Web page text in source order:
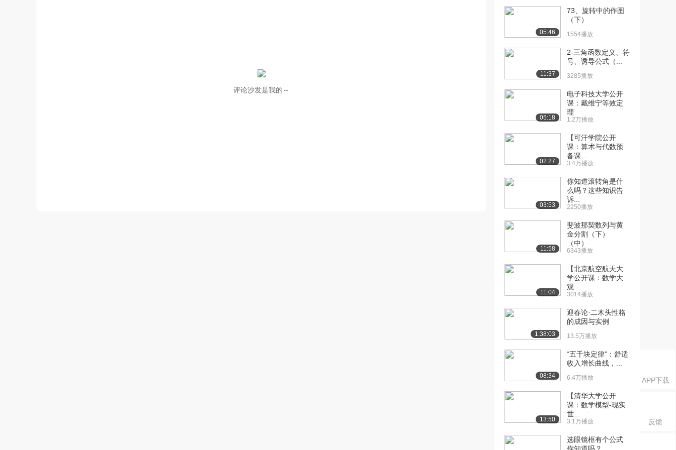
APP下载
反馈
评论沙发是我的～
[10] 1.2命题及其关系、充
分条件与必要...
7277播放
08:34
[11] 1.3 逻辑联结词、全称
06:45
[12] 1.3 逻辑联结词、全称
06:50
[13] 1.3逻辑联结词、全称
07:59
[14] 1.3逻辑联结词、全称
量词与存在量...
07:57
础A）（上...
础A）（下...
[17] 2.1（上）函数及其表
示 (提高篇...
1.9万播放
[18] 2.1（上）函数及其表
示 (提高篇...
1.4万播放
[19] 2.1（下）函数及其表
1.1万播放
[20] 2.1（下）函数及其表
9708播放
05:46
73、旋转中的作图
（下）
1554播放
11:37
2-三角函数定义、符
号、诱导公式（...
3285播放
05:18
电子科技大学公开
课：戴维宁等效定
理
1.2万播放
02:27
【可汗学院公开
课：算术与代数预
备课...
3.4万播放
03:53
你知道滚转角是什
么吗？这些知识告
诉...
2250播放
11:58
斐波那契数列与黄
金分割（下）
（中）
6343播放
11:04
【北京航空航天大
学公开课：数学大
观...
3014播放
1:38:03
迎春论·二木头性格
的成因与实例
13.5万播放
08:34
“五千块定律”：舒适
收入增长曲线，...
6.4万播放
13:50
【清华大学公开
课：数学模型-现实
世...
3.1万播放
选眼镜框有个公式